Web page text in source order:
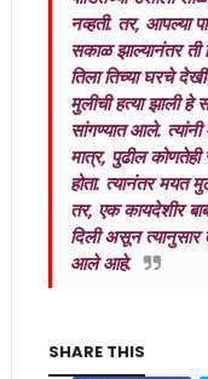
नव्हती. तर, आपल्या
सकाळ झाल्यानंतर ती
तिला तिच्या घरचे
मुलीची हत्या झाली हे
सांगण्यात आले.
मात्र, पुढील
होता. त्यानंतर मयत
तर, एक कायदेशीर बाब
दिली असून त्यानुसार
आले आहे.
SHARE THIS